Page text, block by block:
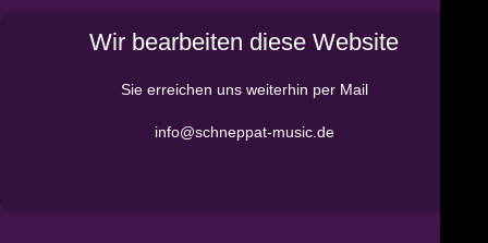
Wir bearbeiten diese Website
Sie erreichen uns weiterhin per Mail
info@schneppat-music.de